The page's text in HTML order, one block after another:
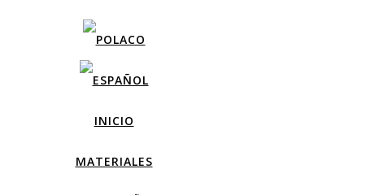
INICIO
MATERIALES